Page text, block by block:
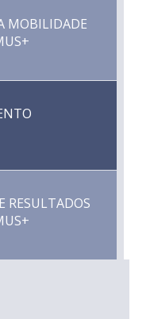
MOBILIDADE
RESULTADOS